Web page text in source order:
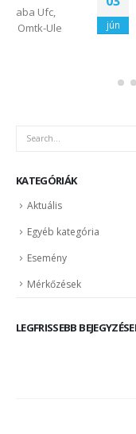
jún
Bordány,
1903,
SZEOL
KATEGÓRIÁK
Aktuális
Egyéb kategória
Esemény
Mérkőzések
LEGFRISSEBB
Orosháza